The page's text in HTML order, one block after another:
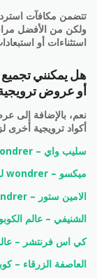
تتضمن مكافآت
ولكن من الأفضل
استثناءات أو
أو عروض
نعم، بالإضافة إلى
أكواد ترويجية أخرى
سليب واي – wondrer للكوبونات والقسائم
ميكسو – wondrer للكوبونات والقسائم
الامين ستور – wondrer للكوبونات والقسائم
الشنيفي – عالم
كي اس فرنتشر –
العاصفة الزرقاء –